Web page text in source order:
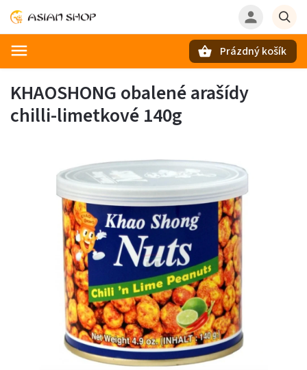
Prázdný košík
KHAOSHONG obalené arašídy
chilli-limetkové 140g